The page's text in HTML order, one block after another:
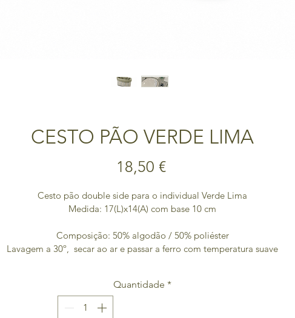
CESTO PÃO VERDE LIMA
18,50 €Preço
Cesto pão double side para o individual Verde Lima
Medida: 17(L)x14(A) com base 10 cm
Composição: 50% algodão / 50% poliéster
Lavagem a 30º,  secar ao ar e passar a ferro com temperatura suave
Quantidade *